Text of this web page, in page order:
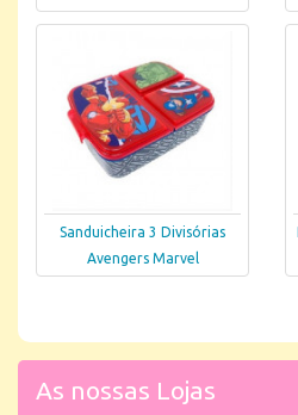
Sanduicheira 3 Divisórias
Avengers Marvel
As nossas Lojas